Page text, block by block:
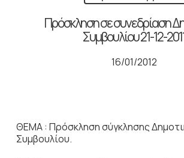
Πρόσκληση σε συνεδρίαση
Συμβουλίου 21-12-
16/01/2012
ΘΕΜΑ : Πρόσκληση σύγκλησης
Συμβουλίου.